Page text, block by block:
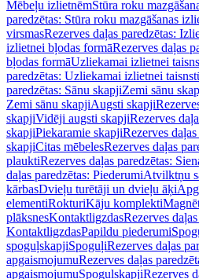
Mēbeļu izlietnēmStūra roku
paredzētas: Stūra roku mazgāšanas
virsmasRezerves daļas paredzētas:
izlietnei bļodas formāRezerves daļas
bļodas formāUzliekamai izlietnei
paredzētas: Uzliekamai izlietnei
paredzētas: Sānu skapjiZemi sānu
Zemi sānu skapjiAugsti skapji
skapjiVidēji augsti skapjiRezerves
skapjiPiekaramie skapjiRezerves
skapjiCitas mēbelesRezerves daļas
plauktiRezerves daļas paredzētas:
daļas paredzētas: PiederumiAtvilktņu
kārbasDvieļu turētāji un dvieļu āķi
elementiRokturiKāju komplekti
plāksnesKontaktligzdasRezerves
KontaktligzdasPapildu piederumi
spoguļskapjiSpoguļiRezerves daļas
apgaismojumuRezerves daļas
apgaismojumuSpoguļskapjiRezerves